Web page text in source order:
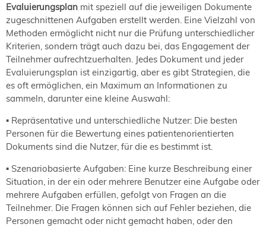
Evaluierungsplan mit speziell auf die jeweiligen Dokumente
zugeschnittenen Aufgaben erstellt werden. Eine Vielzahl von
Methoden ermöglicht nicht nur die Prüfung unterschiedlicher
Kriterien, sondern trägt auch dazu bei, das Engagement der
Teilnehmer aufrechtzuerhalten. Jedes Dokument und jeder
Evaluierungsplan ist einzigartig, aber es gibt Strategien, die
es oft ermöglichen, ein Maximum an Informationen zu
sammeln, darunter eine kleine Auswahl:
▪ Repräsentative und unterschiedliche Nutzer: Die besten
Personen für die Bewertung eines patientenorientierten
Dokuments sind die Nutzer, für die es bestimmt ist.
▪ Szenariobasierte Aufgaben: Eine kurze Beschreibung einer
Situation, in der ein oder mehrere Benutzer eine Aufgabe oder
mehrere Aufgaben erfüllen, gefolgt von Fragen an die
Teilnehmer. Die Fragen können sich auf Fehler beziehen, die
Personen gemacht oder nicht gemacht haben, oder den